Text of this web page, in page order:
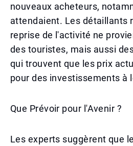
nouveaux acheteurs,
attendaient. Les détaillants
reprise de l'activité ne
des touristes, mais aussi
qui trouvent que les prix
pour des investissements à
Que Prévoir pour l'Avenir ?
Les experts suggèrent que